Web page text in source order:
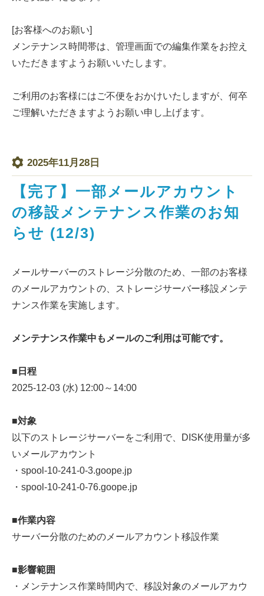
[お客様へのお願い]
メンテナンス時間帯は、管理画面での編集作業をお控え
いただきますようお願いいたします。
ご利用のお客様にはご不便をおかけいたしますが、何卒
ご理解いただきますようお願い申し上げます。
2025年11月28日
【完了】一部メールアカウント
の移設メンテナンス作業のお知
らせ (12/3)
メールサーバーのストレージ分散のため、一部のお客様
のメールアカウントの、ストレージサーバー移設メンテ
ナンス作業を実施します。
メンテナンス作業中もメールのご利用は可能です。
■日程
2025-12-03 (水) 12:00～14:00
■対象
以下のストレージサーバーをご利用で、DISK使用量が多
いメールアカウント
・spool-10-241-0-3.goope.jp
・spool-10-241-0-76.goope.jp
■作業内容
サーバー分散のためのメールアカウント移設作業
■影響範囲
・メンテナンス作業時間内で、移設対象のメールアカウ